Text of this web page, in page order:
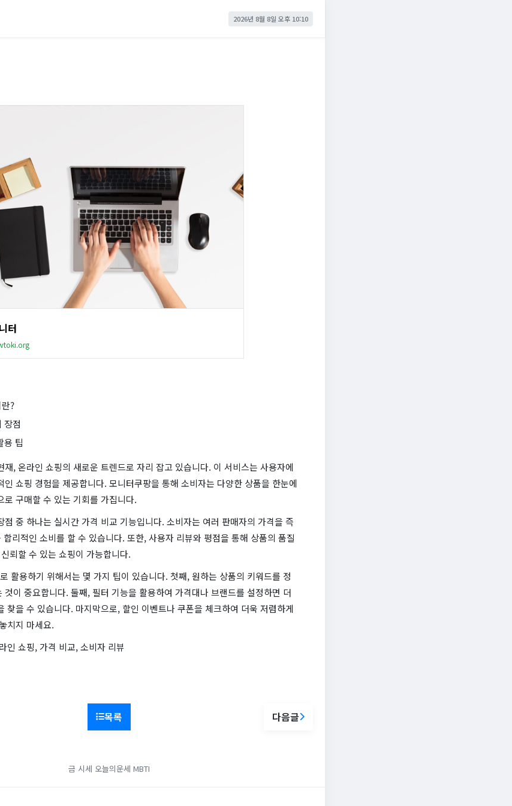
2026년 8월 8일 오후 10:10
터
?
장점
용 팁
재, 온라인 쇼핑의 새로운 트렌드로 자리 잡고 있습니다. 이 서비스는 사용자에
인 쇼핑 경험을 제공합니다. 모니터쿠팡을 통해 소비자는 다양한 상품을 한눈에
로 구매할 수 있는 기회를 가집니다.
점 중 하나는 실시간 가격 비교 기능입니다. 소비자는 여러 판매자의 가격을 즉
리적인 소비를 할 수 있습니다. 또한, 사용자 리뷰와 평점을 통해 상품의 품질
뢰할 수 있는 쇼핑이 가능합니다.
활용하기 위해서는 몇 가지 팁이 있습니다. 첫째, 원하는 상품의 키워드를 정
것이 중요합니다. 둘째, 필터 기능을 활용하여 가격대나 브랜드를 설정하면 더
찾을 수 있습니다. 마지막으로, 할인 이벤트나 쿠폰을 체크하여 더욱 저렴하게
치지 마세요.
인 쇼핑, 가격 비교, 소비자 리뷰
목록 다음글
금 시세 오늘의운세 MBTI